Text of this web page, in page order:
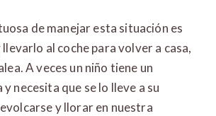
de manejar esta situación es
al coche para volver a casa,
A veces un niño tiene un
y necesita que se lo lleve a su
y llorar en nuestra